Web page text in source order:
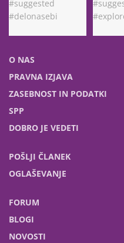
O NAS
PRAVNA IZJAVA
ZASEBNOST IN PODATKI
SPP
DOBRO JE VEDETI
POŠLJI ČLANEK
OGLAŠEVANJE
FORUM
BLOGI
NOVOSTI